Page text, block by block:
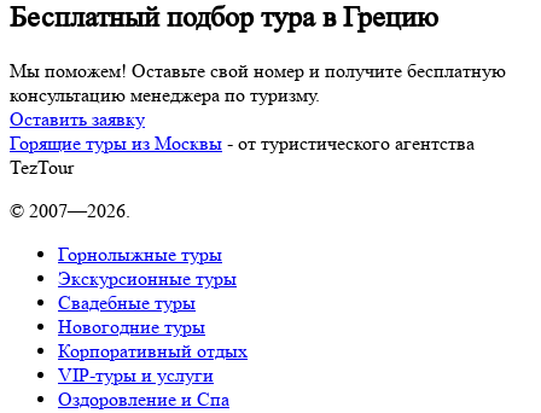
Бесплатный подбор тура в Грецию
Мы поможем! Оставьте свой номер и получите бесплатную
консультацию менеджера по туризму.
Оставить заявку
Горящие туры из Москвы - от туристического агентства
TezTour
© 2007—2026.
Горнолыжные туры
Экскурсионные туры
Свадебные туры
Новогодние туры
Корпоративный отдых
VIP-туры и услуги
Оздоровление и Спа